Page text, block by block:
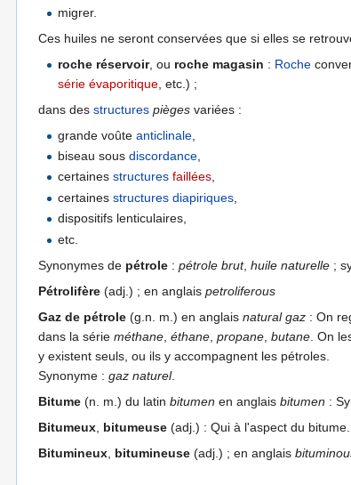
migrer.
Ces huiles ne seront conservées que si elles se
roche réservoir, ou roche magasin : Roche
série évaporitique , etc.) ;
dans des structures pièges variées :
grande voûteanticlinale
biseau sousdiscordance
certainesstructures faillées,
certainesstructures diapiriques
dispositifs lenticulaires,
etc.
Synonymes de pétrole : pétrole brut, huile naturelle ;
Pétrolifère (adj.) ; en anglais petroliferous
Gaz de pétrole (g.n. m.) en anglais natural gaz : On
dans la série méthane éthane propane butane . On
y existent seuls, ou ils y accompagnent les pétroles.
Synonyme : gaz naturel.
Bitume (n. m.) du latin bitumen en anglais bitumen :
Bitumeux bitumeuse (adj.) : Qui à l'aspect du bitume.
Bitumineux bitumineuse (adj.) ; en anglais